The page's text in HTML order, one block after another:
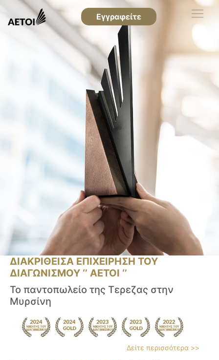
Εγγραφείτε
ΔΙΑΚΡΙΘΕΙΣΑ ΕΠΙΧΕΙΡΗΣΗ ΤΟΥ
ΔΙΑΓΩΝΙΣΜΟΥ ‘’ ΑΕΤΟΙ ‘’
Το παντοπωλείο της Τερεζας στην
Μυρσίνη
Δείτε περισσότερα >>